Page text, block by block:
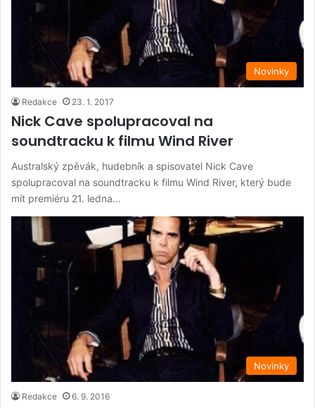
Novinky
Redakce 23. 1. 2017
Nick Cave spolupracoval na
soundtracku k filmu Wind River
Australský zpěvák, hudebník a spisovatel Nick Cave
spolupracoval na soundtracku k filmu Wind River, který bude
mít premiéru 21. ledna…
Novinky
Redakce 6. 9. 2016